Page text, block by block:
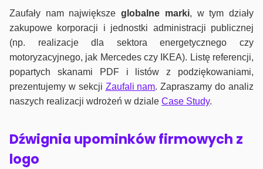
Zaufały nam największeglobalne marki, w tym działy
zakupowe korporacji i jednostki administracji publicznej
(np. realizacje dla sektora energetycznego czy
motoryzacyjnego, jak Mercedes czy IKEA). Listę referencji,
popartych skanami PDF i listów z podziękowaniami,
prezentujemy w sekcji Zaufali nam. Zapraszamy do analiz
naszych realizacji wdrożeń w dziale Case Study.
Dźwignia upominków firmowych z
logo